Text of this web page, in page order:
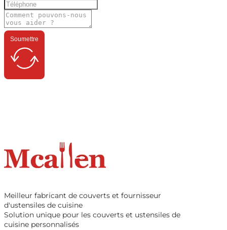
Soumettre
Meilleur fabricant de couverts et fournisseur
d'ustensiles de cuisine
Solution unique pour les couverts et ustensiles de
cuisine personnalisés